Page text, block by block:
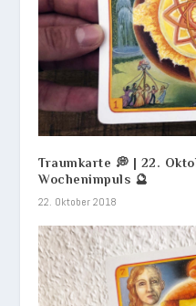
Traumkarte 💭 | 22.
Wochenimpuls 🔮
22. Oktober 2018